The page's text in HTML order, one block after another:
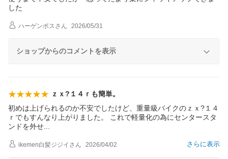
した
ハーゲンボスさん 2026/05/31
ショップからのコメントを表示
ｚｘ?１４ｒも簡単。
初めは上げられるのか不安でしたけど、重量級バイクのｚｘ?１４
ｒでもすんなり上がりました。 これで軽量化の為にセンタースタ
ンドを外せ
さらに表示
ikemen白髪ジジイ さん 2026/04/02